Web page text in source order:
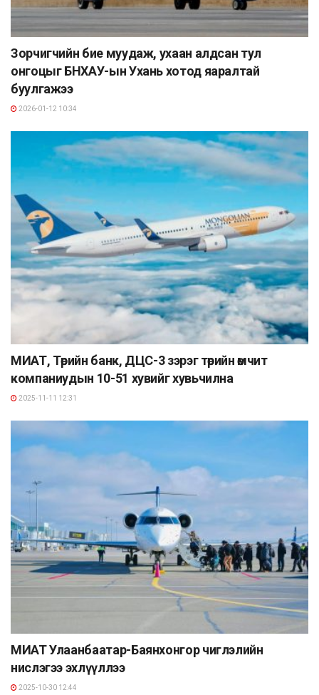
Зорчигчийн бие муудаж, ухаан алдсан тул
онгоцыг БНХАУ-ын Ухань хотод яаралтай
буулгажээ
2026-01-12 10:34
МИАТ, Төрийн банк, ДЦС-3 зэрэг төрийн өмчит
компаниудын 10-51 хувийг хувьчилна
2025-11-11 12:31
МИАТ Улаанбаатар-Баянхонгор чиглэлийн
нислэгээ эхлүүллээ
2025-10-30 12:44